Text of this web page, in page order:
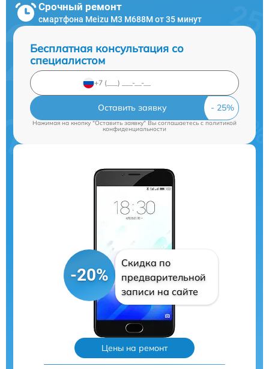
Срочный ремонт
смартфона Meizu M3 M688M от 35 минут
Бесплатная консультация со
специалистом
Оставить заявку
Нажимая на кнопку "Оставить заявку" Вы соглашаетесь cполитикой
конфиденциальности
-20%
Скидка по
предварительной
записи на сайте
Цены на ремонт